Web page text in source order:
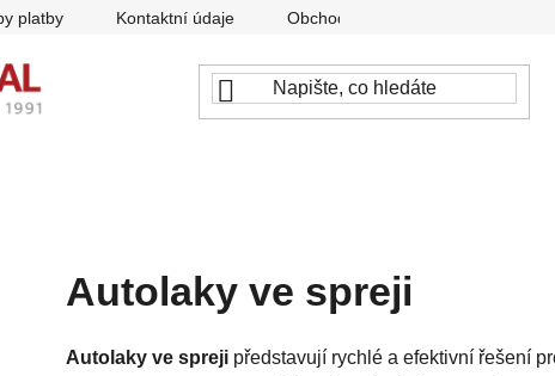
platby Kontaktní údaje Obchodní podmínky
Autolaky ve spreji
Autolaky ve spreji představují rychlé a efektivní řešení